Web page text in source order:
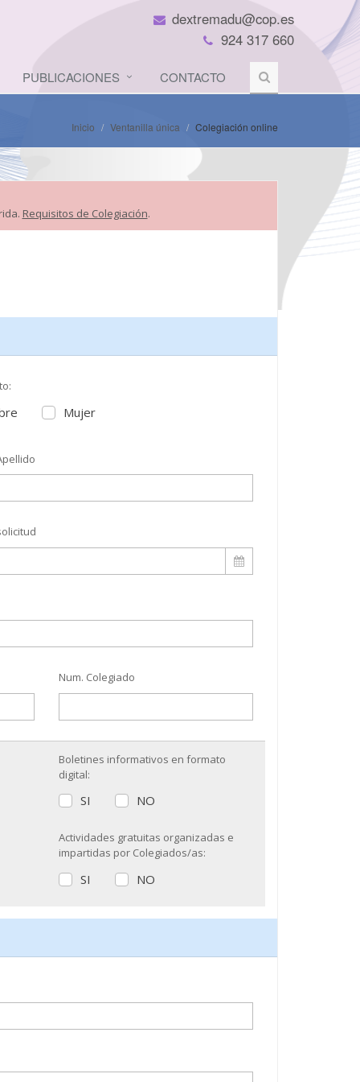
dextremadu@cop.es
924 317 660
PUBLICACIONES CONTACTO
Inicio Ventanilla única Colegiación online
Requisitos de Colegiación.
Mujer
Num. Colegiado
Boletines informativos en formato
digital:
SI NO
Actividades gratuitas organizadas e
impartidas por Colegiados/as:
SI NO